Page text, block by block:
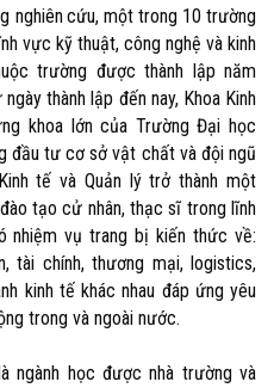
nghiên cứu, một trong 10 trường
vực kỹ thuật, công nghệ và kinh
trường được thành lập năm
thành lập đến nay, Khoa Kinh
khoa lớn của Trường Đại học
đầu tư cơ sở vật chất và đội ngũ
tế và Quản lý trở thành một
tạo cử nhân, thạc sĩ trong lĩnh
nhiệm vụ trang bị kiến thức về:
tài chính, thương mại, logistics,
kinh tế khác nhau đáp ứng yêu
trong và ngoài nước.
ngành học được nhà trường và